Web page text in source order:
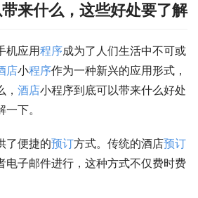
来什么，这些好处要了解
机应用程序成为了人们生活中不可或
店小程序作为一种新兴的应用形式，
酒店小程序到底可以带来什么好处
下。
了便捷的预订方式。传统的酒店预订
电子邮件进行，这种方式不仅费时费